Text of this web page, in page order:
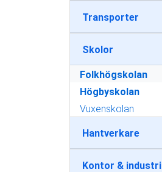
Transporter
Skolor
Folkhögskolan
Högbyskolan
Vuxenskolan
Hantverkare
Kontor & industri